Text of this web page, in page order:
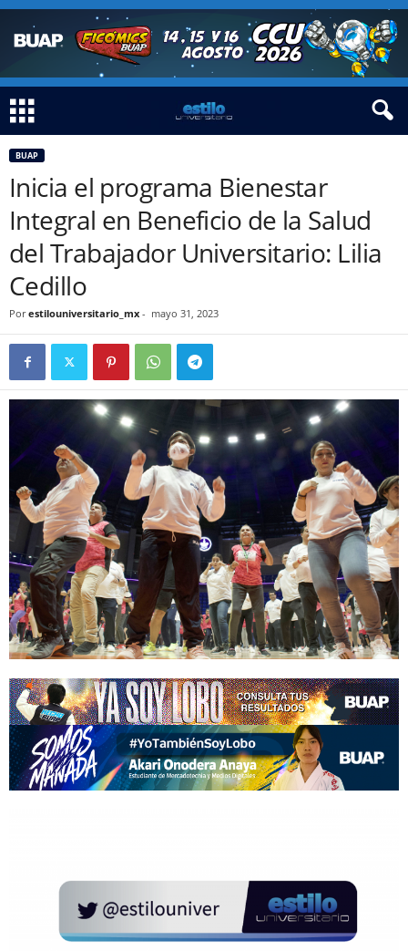
BUAP
Inicia el programa Bienestar
Integral en Beneficio de la Salud
del Trabajador Universitario: Lilia
Cedillo
Por estilouniversitario_mx - mayo 31, 2023